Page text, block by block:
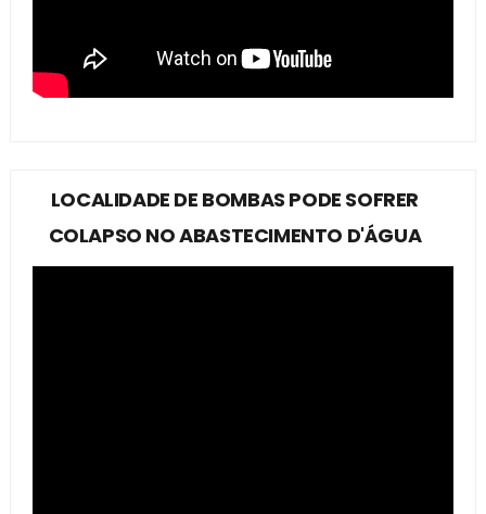
LOCALIDADE DE BOMBAS PODE SOFRER
COLAPSO NO ABASTECIMENTO D'ÁGUA